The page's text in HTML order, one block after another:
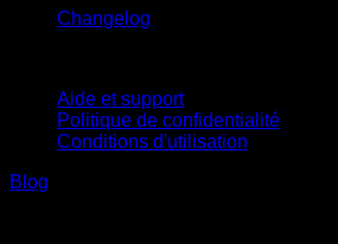
Changelog
Aide et support
Politique de confidentialité
Conditions d'utilisation
Blog